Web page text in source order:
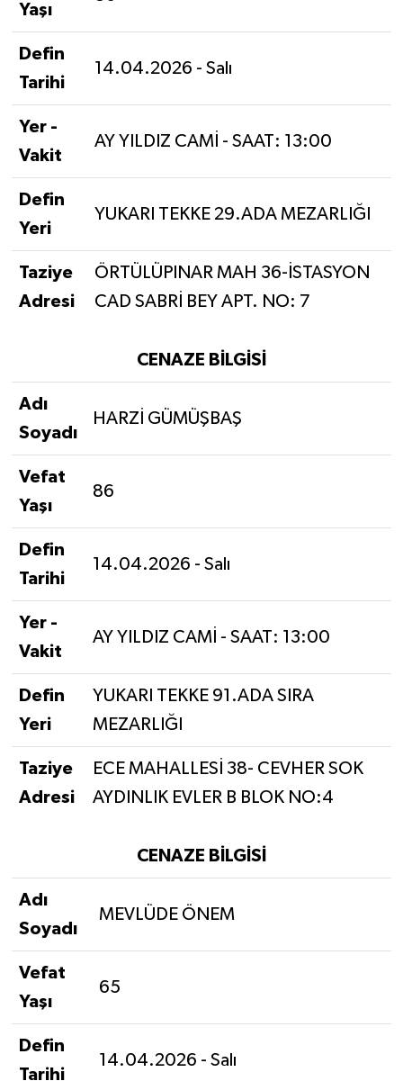
Yaşı
Defin
Tarihi
14.04.2026 - Salı
Yer -
Vakit
AY YILDIZ CAMİ - SAAT: 13:00
Defin
Yeri
YUKARI TEKKE 29.ADA MEZARLIĞI
Taziye
Adresi
ÖRTÜLÜPINAR MAH 36-İSTASYON
CAD SABRİ BEY APT. NO: 7
CENAZE BİLGİSİ
Adı
Soyadı
HARZİ GÜMÜŞBAŞ
Vefat
Yaşı
86
Defin
Tarihi
14.04.2026 - Salı
Yer -
Vakit
AY YILDIZ CAMİ - SAAT: 13:00
Defin
Yeri
YUKARI TEKKE 91.ADA SIRA
MEZARLIĞI
Taziye
Adresi
ECE MAHALLESİ 38- CEVHER SOK
AYDINLIK EVLER B BLOK NO:4
CENAZE BİLGİSİ
Adı
Soyadı
MEVLÜDE ÖNEM
Vefat
Yaşı
65
Defin
Tarihi
14.04.2026 - Salı